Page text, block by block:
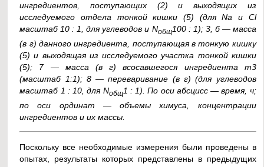
ингредиентов, поступающих (2) и выходящих из
исследуемого отдела тонкой кишки (5) (для Na и Cl
масштаб 10 : 1, для углеводов и Nобщ100 : 1); 3, б — масса
(в г) данного ингредиента, поступающая в тонкую кишку
(5) и выходящая из исследуемого участка тонкой кишки
(5); 7 — масса (в г) всосавшегося ингредиента m3
(масштаб 1:1); 8 — переваривание (в г) (для углеводов
масштаб 1 : 10, для Nобщ1 : 1). По оси абсцисс — время, ч;
по оси ординат — объемы химуса, концентрации
ингредиентов и их массы.
Поскольку все необходимые измерения были проведены в
опытах, результаты которых представлены в предыдущих